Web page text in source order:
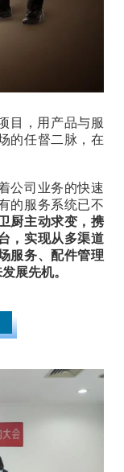
目，用产品与服
的任督二脉， 在
公司业务的快速
的服务系统已不
厨主动求变，携
，实现从多渠道
服务、配件管理
展先机。